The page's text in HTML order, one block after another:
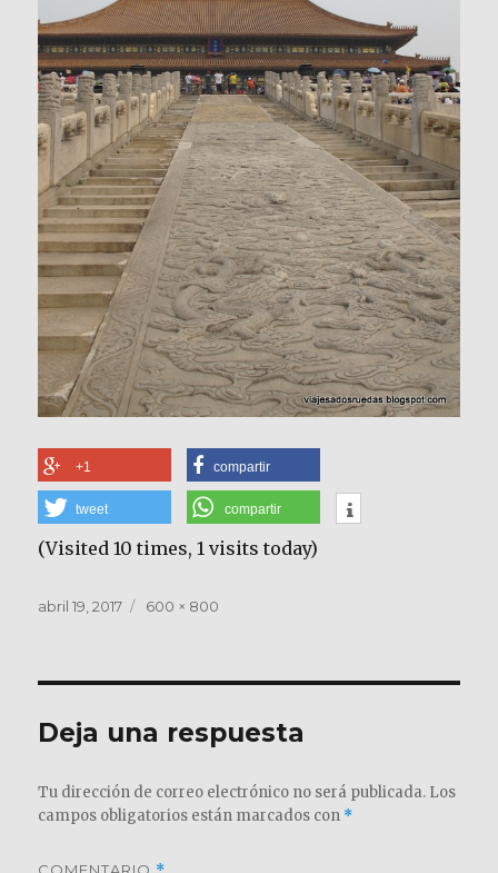
+1 compartir
tweet compartir
(Visited 10 times, 1 visits today)
Publicado
abril 19, 2017
Tamaño
600 × 800
Deja una respuesta
Tu dirección de correo electrónico no será publicada. Los
campos obligatorios están marcados con *
COMENTARIO